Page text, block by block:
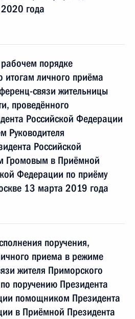
года
порядке
итогам личного приёма
связи жительницы
проведённого
Российской Федерации
Руководителя
Российской
Громовым в Приёмной
Федерации по приёму
13 марта 2019 года
поручения,
приема в режиме
жителя Приморского
поручению Президента
помощником Президента
в Приёмной Президента